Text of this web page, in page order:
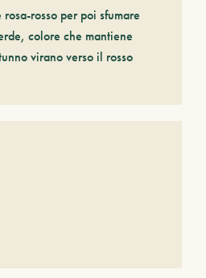
rosso per poi sfumare
colore che mantiene
virano verso il rosso